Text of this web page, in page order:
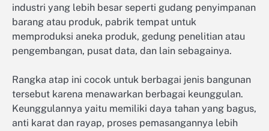
industri yang lebih besar seperti gudang penyimpanan
barang atau produk, pabrik tempat untuk
memproduksi aneka produk, gedung penelitian atau
pengembangan, pusat data, dan lain sebagainya.
Rangka atap ini cocok untuk berbagai jenis bangunan
tersebut karena menawarkan berbagai keunggulan.
Keunggulannya yaitu memiliki daya tahan yang bagus,
anti karat dan rayap, proses pemasangannya lebih